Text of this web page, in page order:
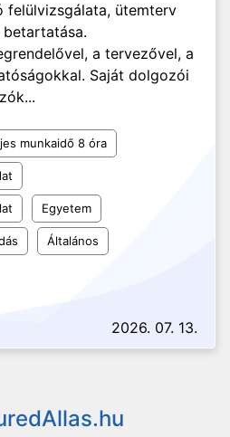
felülvizsgálata, ütemterv
a tervezővel, a
Saját dolgozói
munkaidő 8 óra
Egyetem
Általános
2026. 07. 13.